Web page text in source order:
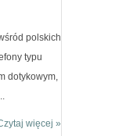
polskich
typu
dotykowym,
więcej »